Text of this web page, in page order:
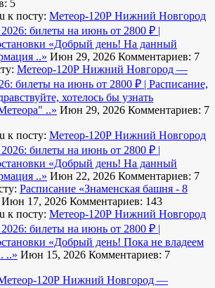
5
к посту: Метеор-120Р Нижний Новгород
билеты на июнь от 2800 ₽ |
«Добрый день! На данный
..» Июн 29, 2026 Комментариев: 7
Метеор-120Р Нижний Новгород —
билеты на июнь от 2800 ₽ | Расписание,
хотелось бы узнать
..» Июн 29, 2026 Комментариев: 7
к посту: Метеор-120Р Нижний Новгород
билеты на июнь от 2800 ₽ |
«Добрый день! На данный
..» Июн 22, 2026 Комментариев: 7
Расписание «Знаменская башня - 8
Июн 17, 2026 Комментариев: 143
к посту: Метеор-120Р Нижний Новгород
билеты на июнь от 2800 ₽ |
«Добрый день! Пока не владеем
..» Июн 15, 2026 Комментариев: 7
120Р Нижний Новгород —